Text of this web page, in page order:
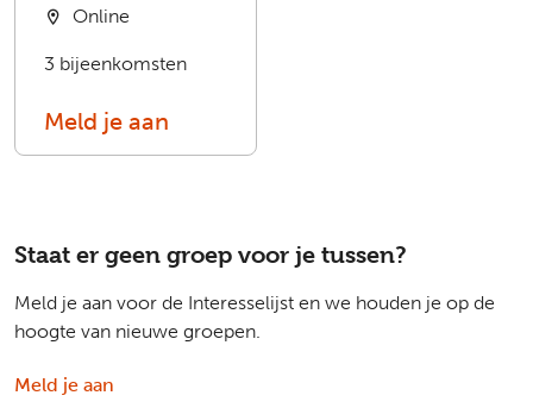
Online
3 bijeenkomsten
Meld je aan
Staat er geen groep voor je tussen?
Meld je aan voor de Interesselijst en we houden je op de
hoogte van nieuwe groepen.
Meld je aan